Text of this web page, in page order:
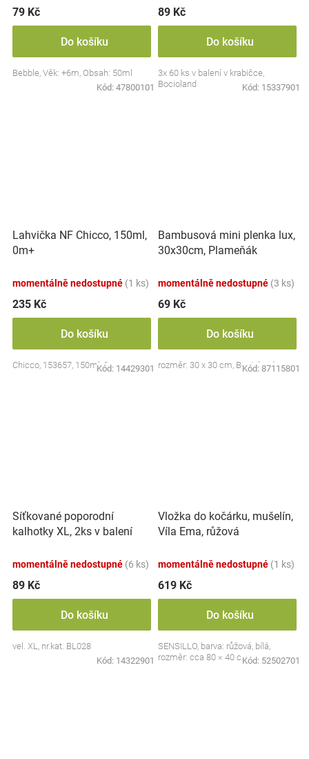
79 Kč
Do košíku
Bebble, Věk: +6m, Obsah: 50ml
Kód: 47800101
89 Kč
Do košíku
3x 60 ks v balení v krabičce,
Bocioland
Kód: 15337901
Lahvička NF Chicco, 150ml,
0m+
momentálně nedostupné (1 ks)
235 Kč
Do košíku
Chicco, 153657, 150ml, 0m+
Kód: 14429301
Bambusová mini plenka lux,
30x30cm, Plameňák
momentálně nedostupné (3 ks)
69 Kč
Do košíku
rozměr: 30 x 30 cm, Bocioland
Kód: 87115801
Síťkované poporodní
kalhotky XL, 2ks v balení
momentálně nedostupné (6 ks)
89 Kč
Do košíku
vel. XL, nr.kat. BL028
Kód: 14322901
Vložka do kočárku, mušelín,
Víla Ema, růžová
momentálně nedostupné (1 ks)
619 Kč
Do košíku
SENSILLO, barva: růžová, bílá,
rozměr: cca 80 × 40 cmKód: 52502701